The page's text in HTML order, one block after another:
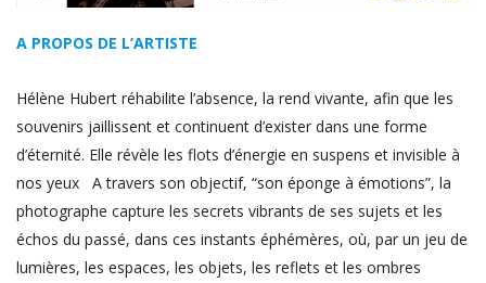
A PROPOS DE L’ARTISTE
Hélène Hubert réhabilite l’absence, la rend vivante, afin que les
souvenirs jaillissent et continuent d’exister dans une forme
d’éternité. Elle révèle les flots d’énergie en suspens et invisible à
nos yeux A travers son objectif, “son éponge à émotions”, la
photographe capture les secrets vibrants de ses sujets et les
échos du passé, dans ces instants éphémères, où, par un jeu de
lumières, les espaces, les objets, les reflets et les ombres